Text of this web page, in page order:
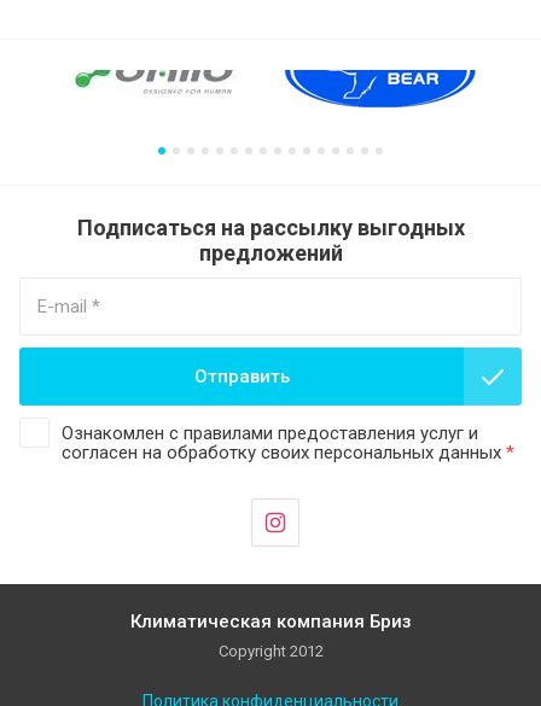
Подписаться на рассылку выгодных
предложений
Ознакомлен с правилами предоставления услуг и
согласен на обработку своих персональных данных *
Отправить
Климатическая компания Бриз
Copyright 2012
Политика конфиденциальности